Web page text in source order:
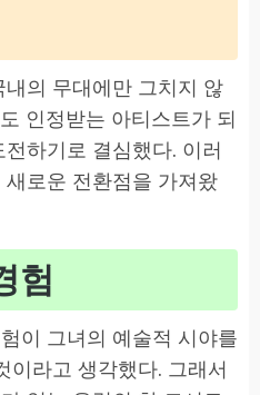
의 무대에만 그치지 않
인정받는 아티스트가 되
하기로 결심했다. 이러
로운 전환점을 가져왔
험
이 그녀의 예술적 시야를
이라고 생각했다. 그래서